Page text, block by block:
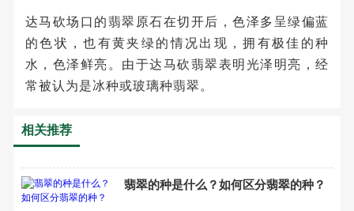
达马砍场口的翡翠原石在切开后，色泽多呈绿偏蓝
的色状，也有黄夹绿的情况出现，拥有极佳的种
水，色泽鲜亮。由于达马砍翡翠表明光泽明亮，经
常被认为是冰种或玻璃种翡翠。
相关推荐
翡翠的种是什么？如何区分翡翠的种？